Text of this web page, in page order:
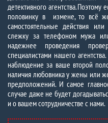
детективного агентства.
половинку в измене, то всё
самостоятельные действия
слежку за телефоном мужа
надежнее проведения
специалистами нашего
наблюдение за ваше второй
наличия любовника у жены или
предположений. И самое
случае даже не будет
и о вашем сотрудничестве с нами.